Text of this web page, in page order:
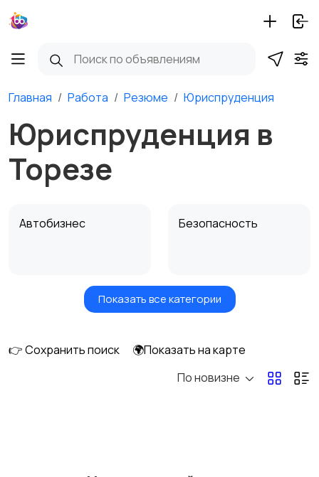
Главная Работа Резюме Юриспруденция
Юриспруденция в
Торезе
Автобизнес Безопасность
Бытовые услуги и
Высший менеджмент
Добыча сырья,
Показать все категории
👉 Сохранить поиск
🌍Показать на карте
По новизне